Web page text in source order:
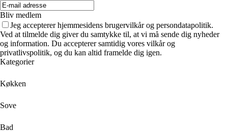
Bliv medlem
Jeg accepterer hjemmesidens brugervilkår og persondatapolitik.
Ved at tilmelde dig giver du samtykke til, at vi må sende dig nyheder
og information. Du accepterer samtidig vores vilkår og
privatlivspolitik, og du kan altid framelde dig igen.
Kategorier
Køkken
Sove
Bad